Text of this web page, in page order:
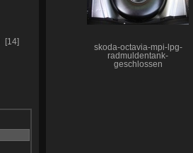
14
skoda-octavia-mpi-lpg-
radmuldentank-
geschlossen